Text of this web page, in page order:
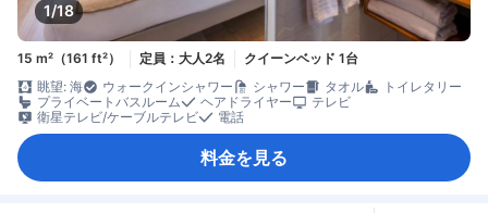
1/18
15 m²（161 ft²） 定員：大人2名
クイーンベッド 1台
眺望: 海
ウォークインシャワー シャワー タオル
トイレタリー
プライベートバスルーム
ヘアドライヤー
テレビ
衛星テレビ/ケーブルテレビ
電話
料金を見る